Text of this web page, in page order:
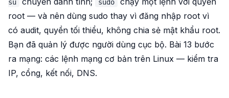
su sudo
root — và nên dùng sudo thay vì đăng nhập root vì
có audit, quyền tối thiểu, không chia sẻ mật khẩu root.
Bạn đã quản lý được người dùng cục bộ. Bài 13 bước
ra mạng: các lệnh mạng cơ bản trên Linux — kiểm tra
IP, cổng, kết nối, DNS.